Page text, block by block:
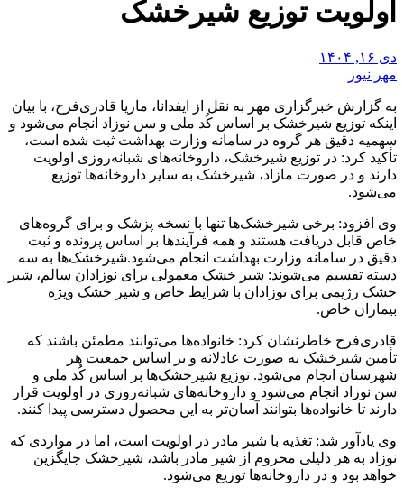
اولویت توزیع شیرخشک
دی ۱۶, ۱۴۰۴
مهر نیوز
به گزارش خبرگزاری مهر به نقل از ایفدانا، ماریا قادری‌فرح، با بیان
اینکه توزیع شیرخشک بر اساس کُد ملی و سن نوزاد انجام می‌شود و
سهمیه دقیق هر گروه در سامانه وزارت بهداشت ثبت شده است،
تأکید کرد: در توزیع شیرخشک، داروخانه‌های شبانه‌روزی اولویت
دارند و در صورت مازاد، شیرخشک به سایر داروخانه‌ها توزیع
می‌شود.
وی افزود: برخی شیرخشک‌ها تنها با نسخه پزشک و برای گروه‌های
خاص قابل دریافت هستند و همه فرآیندها بر اساس پرونده و ثبت
دقیق در سامانه وزارت بهداشت انجام می‌شود.شیرخشک‌ها به سه
دسته تقسیم می‌شوند: شیر خشک معمولی برای نوزادان سالم، شیر
خشک رژیمی برای نوزادان با شرایط خاص و شیر خشک ویژه
بیماران خاص.
قادری‌فرح خاطرنشان کرد: خانواده‌ها می‌توانند مطمئن باشند که
تأمین شیرخشک به صورت عادلانه و بر اساس جمعیت هر
شهرستان انجام می‌شود. توزیع شیرخشک‌ها بر اساس کُد ملی و
سن نوزاد انجام می‌شود و داروخانه‌های شبانه‌روزی در اولویت قرار
دارند تا خانواده‌ها بتوانند آسان‌تر به این محصول دسترسی پیدا کنند.
وی یادآور شد: تغذیه با شیر مادر در اولویت است، اما در مواردی که
نوزاد به هر دلیلی محروم از شیر مادر باشد، شیرخشک جایگزین
خواهد بود و در داروخانه‌ها توزیع می‌شود.